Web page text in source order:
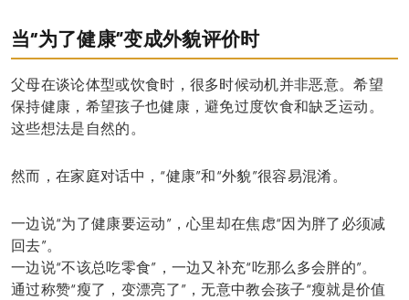
当“为了健康”变成外貌评价时
父母在谈论体型或饮食时，很多时候动机并非恶意。希望
保持健康，希望孩子也健康，避免过度饮食和缺乏运动。
这些想法是自然的。
然而，在家庭对话中，“健康”和“外貌”很容易混淆。
一边说“为了健康要运动”，心里却在焦虑“因为胖了必须减
回去”。
一边说“不该总吃零食”，一边又补充“吃那么多会胖的”。
通过称赞“瘦了，变漂亮了”，无意中教会孩子“瘦就是价值